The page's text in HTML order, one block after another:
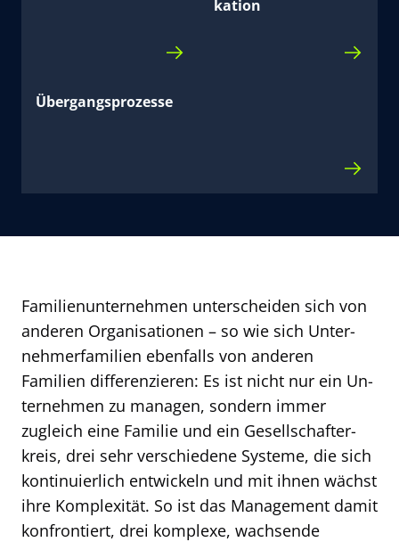
kation
Übergangsprozesse
Familien­unter­neh­men unterscheiden sich von
anderen Or­ga­ni­sa­tionen – so wie sich Un­ter­
neh­mer­familien ebenfalls von anderen
Familien differenzieren: Es ist nicht nur ein Un­
ter­nehmen zu managen, sondern immer
zugleich eine Familie und ein Ge­sell­schafter­
kreis, drei sehr ver­schie­de­ne Sys­te­me, die sich
kon­ti­nu­ier­lich ent­wickeln und mit ihnen wächst
ihre Kom­plex­ität. So ist das Manage­ment damit
kon­frontiert, drei kom­plexe, wachsende